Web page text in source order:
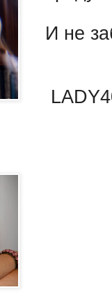
И не
LADY